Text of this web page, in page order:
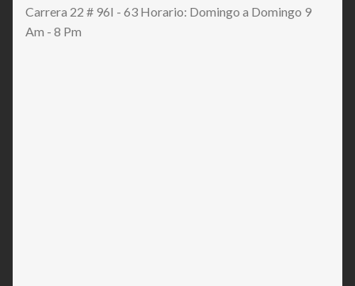
Carrera 22 # 96I - 63 Horario: Domingo a Domingo 9
Am - 8 Pm